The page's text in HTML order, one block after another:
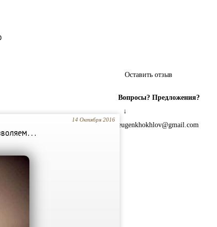
Оставить отзыв
Вопросы? Предложения?
↓
eugenkhokhlov@gmail.com
14 Октября 2016